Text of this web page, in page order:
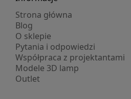
Strona główna
Blog
O sklepie
Pytania i odpowiedzi
Współpraca z projektantami
Modele 3D lamp
Outlet